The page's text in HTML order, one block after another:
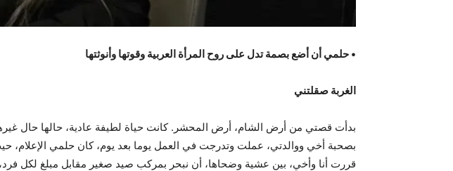
• حلمي أن أضع بصمة تدل على روح المرأة العربية وقوتها وأنوثتها
الغربة صقلتني
بدأت قصتي من أرض الشام، أرض المحشر. كانت حياة لطيفة عادية، حالها حال
بصحبة أخي ووالدتي، عملت وتدرجت في العمل يوما بعد يوم، كان حلمي الإعلام،
قررت أنا وأخي، بين عشية وضحاها، أن نبحر بمركب صيد صغير مقابل مبلغ لكل